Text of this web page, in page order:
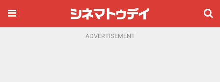
ADVERTISEMENT